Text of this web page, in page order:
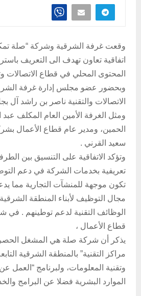
وقعت غرفة الشرقية وشركة “صلة
اتفاقية تعاون تهدف الى التعريف
المحتوى المحلي في قطاع الاتصالات
وبحضور عضو مجلس إدارة غرفة
الاتصالات والتقنية ناصر بن راشد آل
ومثل الغرفة الأمين العام المكلف
الحمين، ومدير عام قطاع الأعمال
سعيد القرني .
وتؤكد الاتفاقية على التنسيق بين
تعريفية بخدمات الشركة في دعم
تكون موجهة للمنشآت التجارية مما
مجال التوظيف لأبناء المنطقة
الوظائف التقنية لدعم توطينهم .
قطاع الأعمال ،
يذكر أن شركة صلة هي المشغل
مراكز التقنية” بالمنطقة الشرقية
وتقنية المعلومات، ولبرنامج “العمل عن
الموارد البشرية فضلا عن البرامج